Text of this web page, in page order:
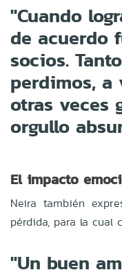
"Cuando
de acuerdo
socios.
perdimos, a
otras veces
orgullo
El impacto
Neira también
pérdida, para la cual
"Un buen